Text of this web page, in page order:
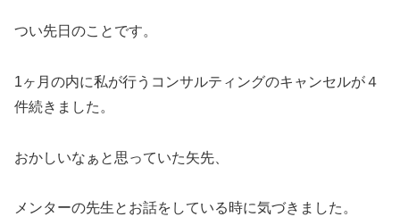
つい先日のことです。
1ヶ月の内に私が行うコンサルティングのキャンセルが４
件続きました。
おかしいなぁと思っていた矢先、
メンターの先生とお話をしている時に気づきました。